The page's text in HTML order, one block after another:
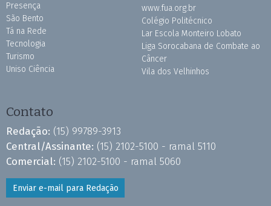
Presença
São Bento
Tá na Rede
Tecnologia
Turismo
Uniso Ciência
www.fua.org.br
Colégio Politécnico
Lar Escola Monteiro Lobato
Liga Sorocabana de Combate ao
Câncer
Vila dos Velhinhos
Contato
Redação: (15) 99789-3913
Central/Assinante: (15) 2102-5100 - ramal 5110
Comercial: (15) 2102-5100 - ramal 5060
Enviar e-mail para Redação